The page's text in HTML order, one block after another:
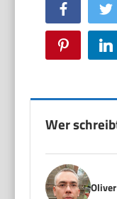
Facebook
Pinterest
Wer
Oliver